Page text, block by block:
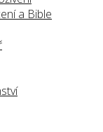
a Bible